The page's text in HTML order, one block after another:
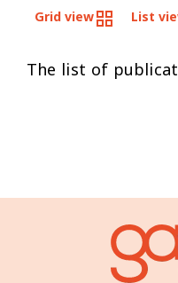
Grid view List
The list of